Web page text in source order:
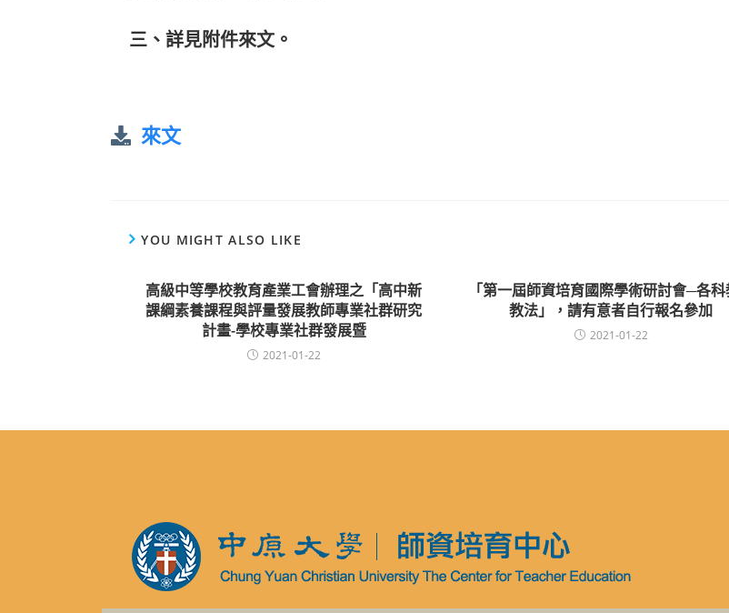
三、詳見附件來文。
來文
YOU MIGHT ALSO LIKE
高級中等學校教育產業工會辦理之「高中新
課綱素養課程與評量發展教師專業社群研究
計畫-學校專業社群發展暨
2021-01-22
「第一屆師資培育國際學術研討會─各
教法」，請有意者自行報名參加
2021-01-22